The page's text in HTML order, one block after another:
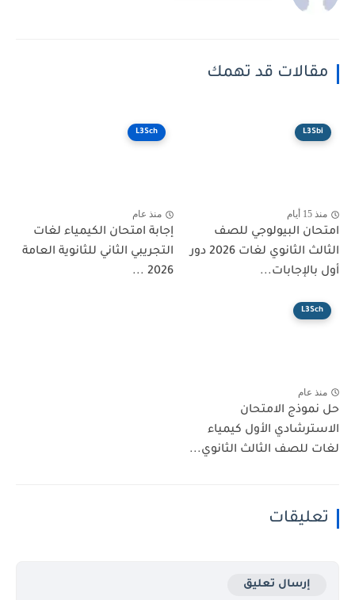
مقالات قد تهمك
L3Sbi
منذ 15 أيام
امتحان البيولوجي للصف
الثالث الثانوي لغات 2026 دور
أول بالإجابات...
L3Sch
منذ عام
إجابة امتحان الكيمياء لغات
التجريبي الثاني للثانوية العامة
2026 ...
L3Sch
منذ عام
حل نموذج الامتحان
الاسترشادي الأول كيمياء
لغات للصف الثالث الثانوي...
تعليقات
إرسال تعليق